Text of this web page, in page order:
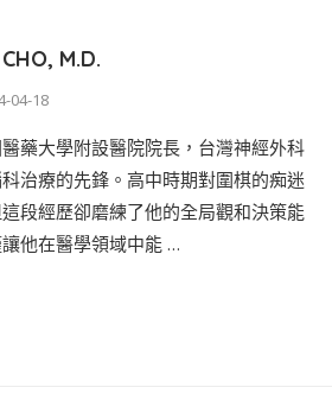
M.D.
04-18
藥大學附設醫院院長，台灣神經外科
治療的先鋒。高中時期對圍棋的痴迷
段經歷卻磨練了他的全局觀和決策能
他在醫學領域中能 …